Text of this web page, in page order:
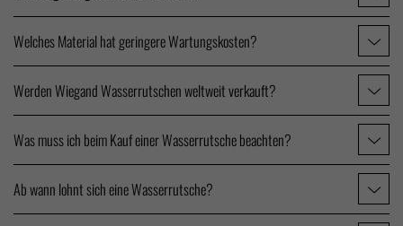
Welches Material hat geringere Wartungskosten?
Werden Wiegand Wasserrutschen weltweit verkauft?
Was muss ich beim Kauf einer Wasserrutsche beachten?
Ab wann lohnt sich eine Wasserrutsche?